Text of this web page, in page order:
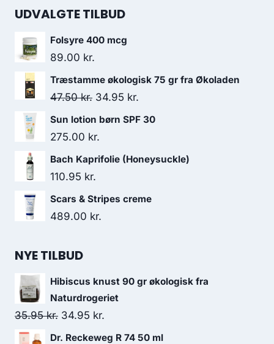
UDVALGTE TILBUD
Folsyre 400 mcg
89.00 kr.
Træstamme økologisk 75 gr fra Økoladen
47.50kr. Den
oprindelige
pris
34.95 kr.
aktuelle
Sun lotion børn SPF 30
275.00 kr.
Bach Kaprifolie (Honeysuckle)
110.95 kr.
Scars & Stripes creme
489.00 kr.
NYE TILBUD
Hibiscus knust 90 gr økologisk fra
Naturdrogeriet
35.95kr. Den
oprindelige
34.95 kr.
aktuelle
Dr. Reckeweg R 74 50 ml